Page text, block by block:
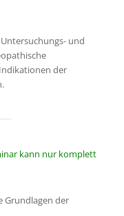
und
der
kann nur komplett
Grundlagen der